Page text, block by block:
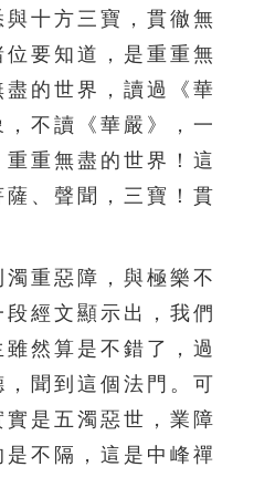
十方三寶，貫徹無
要知道，是重重無
的世界，讀過《華
不讀《華嚴》，一
重無盡的世界！這
、聲聞，三寶！貫
重惡障，與極樂不
經文顯示出，我們
然算是不錯了，過
聞到這個法門。可
是五濁惡世，業障
不隔，這是中峰禪